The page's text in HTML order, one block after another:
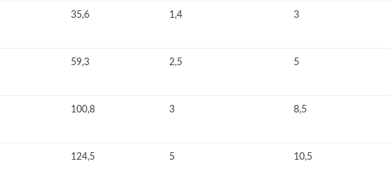
35,6 1,4 3
59,3 2,5 5
100,8 3 8,5
124,5 5 10,5